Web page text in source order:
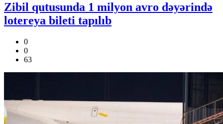
Zibil qutusunda 1 milyon avro dəyərində
lotereya bileti tapılıb
0
0
63